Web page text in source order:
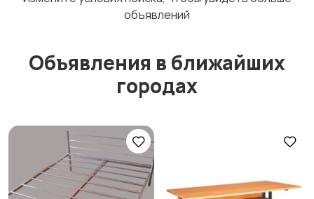
объявлений
Объявления в ближайших
городах